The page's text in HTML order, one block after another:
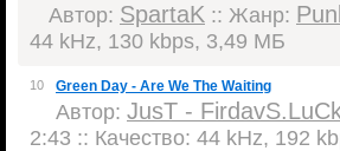
Автор: SpartaK :: Жанр:
44 kHz, 130 kbps, 3,49 МБ
10 Green Day - Are We The Waiting
Автор: JusT -
2:43 :: Качество: 44 kHz, 192